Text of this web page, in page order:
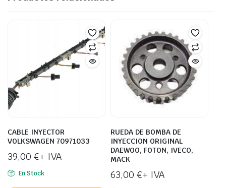
CABLE INYECTOR
VOLKSWAGEN 70971033
39,00 €+ IVA
En Stock
RUEDA DE BOMBA DE
INYECCION ORIGINAL
DAEWOO, FOTON, IVECO,
MACK
63,00 €+ IVA